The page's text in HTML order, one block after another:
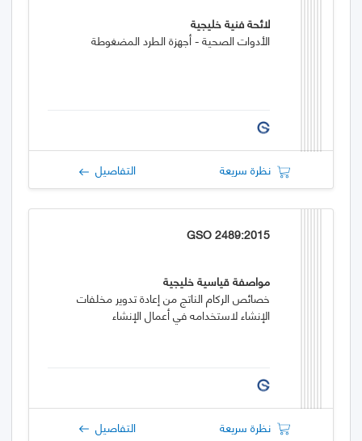
لائحة فنية خليجية
الأدوات الصحية - أجهزة الطرد المضغوطة
نظرة سريعة التفاصيل
GSO 2489:2015
مواصفة قياسية خليجية
خصائص الركام الناتج من إعادة تدوير مخلفات
الإنشاء لاستخدامه في أعمال الإنشاء
نظرة سريعة التفاصيل